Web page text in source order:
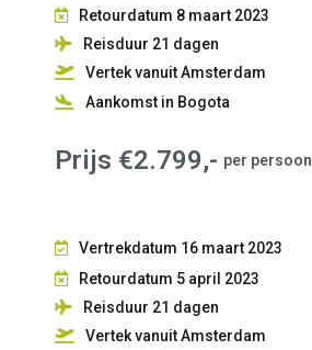
Retourdatum 8 maart 2023
Reisduur 21 dagen
Vertek vanuit Amsterdam
Aankomst in Bogota
Prijs €2.799,- per persoon
Vertrekdatum 16 maart 2023
Retourdatum 5 april 2023
Reisduur 21 dagen
Vertek vanuit Amsterdam